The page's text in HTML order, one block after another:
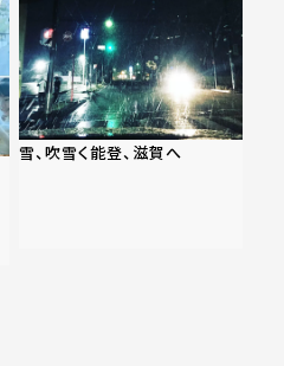
雪、吹雪く能登、滋賀へ